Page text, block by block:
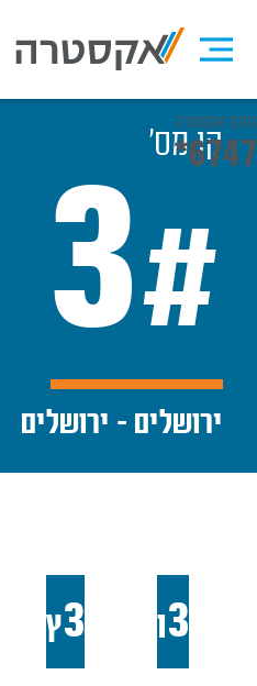
מוקד אקסטרה
*6747
קו מס׳
3#
ירושלים - ירושלים
3ו 3ץ